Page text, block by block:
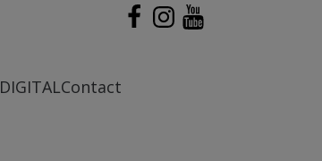
DIGITALContact